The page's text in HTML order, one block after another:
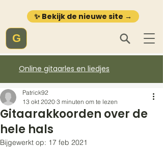
✨ Bekijk de nieuwe site →
G
Online gitaarles en liedjes
Gitaarakkoorden over de
hele hals
Patrick92
13 okt 2020 3 minuten om te lezen
Bijgewerkt op: 17 feb 2021